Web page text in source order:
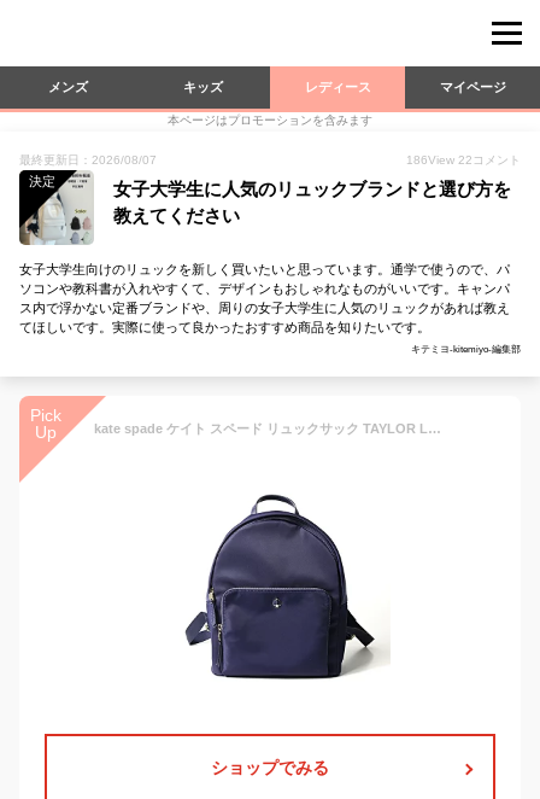
メンズ キッズ レディース マイページ
本ページはプロモーションを含みます
最終更新日：2026/08/07 186View 22 コメント
決定
女子大学生に人気のリュックブランドと選び方を
教えてください
女子大学生向けのリュックを新しく買いたいと思っています。通学で使うので、パ
ソコンや教科書が入れやすくて、デザインもおしゃれなものがいいです。キャンパ
ス内で浮かない定番ブランドや、周りの女子大学生に人気のリュックがあれば教え
てほしいです。実際に使って良かったおすすめ商品を知りたいです。
キテミヨ-kitemiyo-編集部
Pick
Up
kate spade ケイト スペード リュックサック TAYLOR LARGE Backpack テイラー ラージ バックパック PXRUA423 レディース ナイロン ロゴ 鞄 LaG Onlinestore
ショップでみる